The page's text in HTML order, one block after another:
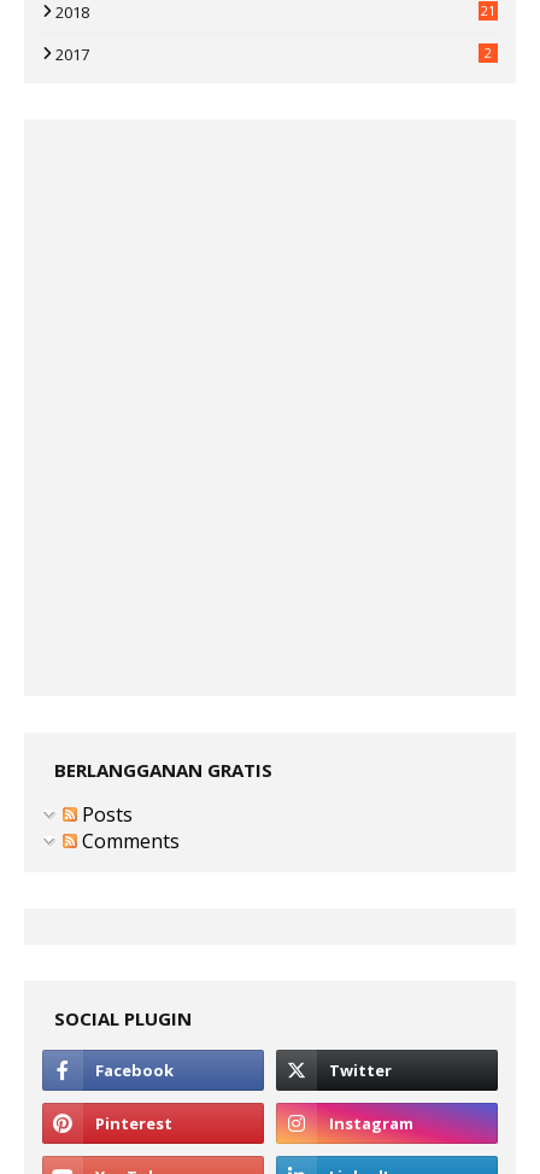
2018 21
2017 2
BERLANGGANAN GRATIS
Posts
Comments
SOCIAL PLUGIN